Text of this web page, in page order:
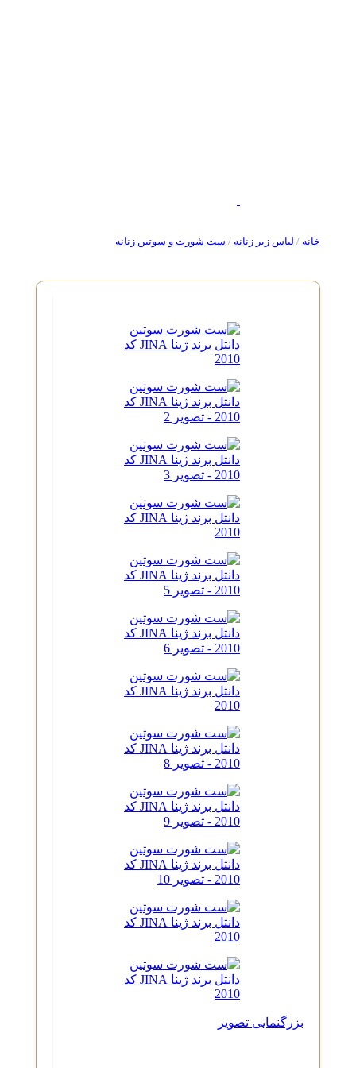
لباس زیر زنانه / ست شورت و سوتین زنانه
بزرگنمایی تصویر